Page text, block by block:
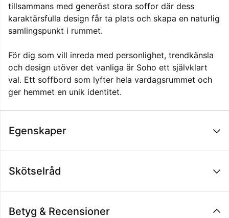
tillsammans med generöst stora soffor där dess
karaktärsfulla design får ta plats och skapa en naturlig
samlingspunkt i rummet.
För dig som vill inreda med personlighet, trendkänsla
och design utöver det vanliga är Soho ett självklart
val. Ett soffbord som lyfter hela vardagsrummet och
ger hemmet en unik identitet.
Egenskaper
Skötselråd
Betyg & Recensioner